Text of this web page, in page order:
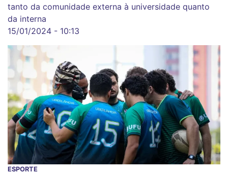
tanto da comunidade externa à universidade quanto
da interna
15/01/2024 - 10:13
ESPORTE